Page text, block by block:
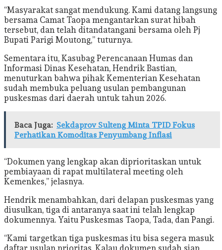
“Masyarakat sangat mendukung. Kami datang langsung
bersama Camat Taopa mengantarkan surat hibah
tersebut, dan telah ditandatangani bersama oleh Pj
Bupati Parigi Moutong,” tuturnya.
Sementara itu, Kasubag Perencanaan Humas dan
Informasi Dinas Kesehatan, Hendrik Bastian,
menuturkan bahwa pihak Kementerian Kesehatan
sudah membuka peluang usulan pembangunan
puskesmas dari daerah untuk tahun 2026.
Baca Juga: Sekdaprov Sulteng Minta TPID Fokus
Perhatikan Komoditas Penyumbang Inflasi
“Dokumen yang lengkap akan diprioritaskan untuk
pembiayaan di rapat multilateral meeting oleh
Kemenkes,” jelasnya.
Hendrik menambahkan, dari delapan puskesmas yang
diusulkan, tiga di antaranya saat ini telah lengkap
dokumennya. Yaitu Puskesmas Taopa, Tada, dan Pangi.
“Kami targetkan tiga puskesmas itu bisa segera masuk
daftar usulan prioritas. Kalau dokumen sudah siap,